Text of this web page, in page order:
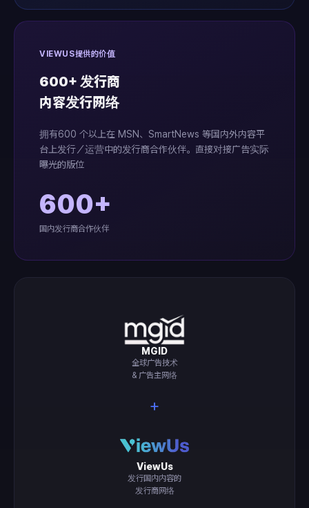
VIEWUS提供的价值
600+ 发行商
内容发行网络
拥有600 个以上在 MSN、SmartNews 等国内外内容平
台上发行／运营中的发行商合作伙伴。直接对接广告实际
曝光的版位
600+
国内发行商合作伙伴
MGID
全球广告技术
& 广告主网络
+
ViewUs
发行国内内容的
发行商网络